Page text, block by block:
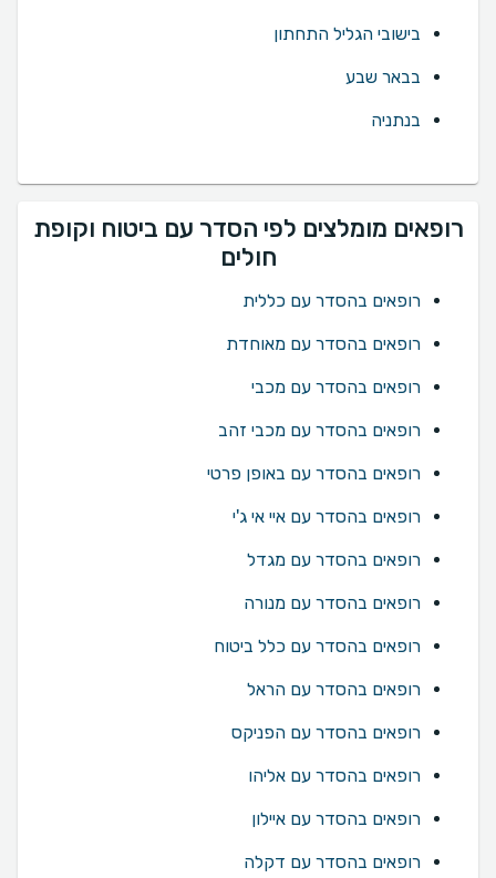
בישובי הגליל התחתון
בבאר שבע
בנתניה
רופאים מומלצים לפי הסדר עם ביטוח וקופת
חולים
רופאים בהסדר עם כללית
רופאים בהסדר עם מאוחדת
רופאים בהסדר עם מכבי
רופאים בהסדר עם מכבי זהב
רופאים בהסדר עם באופן פרטי
רופאים בהסדר עם איי אי ג'י
רופאים בהסדר עם מגדל
רופאים בהסדר עם מנורה
רופאים בהסדר עם כלל ביטוח
רופאים בהסדר עם הראל
רופאים בהסדר עם הפניקס
רופאים בהסדר עם אליהו
רופאים בהסדר עם איילון
רופאים בהסדר עם דקלה